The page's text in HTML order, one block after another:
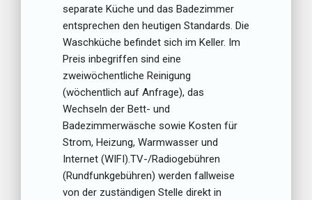
separate Küche und das Badezimmer
entsprechen den heutigen Standards. Die
Waschküche befindet sich im Keller. Im
Preis inbegriffen sind eine
zweiwöchentliche Reinigung
(wöchentlich auf Anfrage), das
Wechseln der Bett- und
Badezimmerwäsche sowie Kosten für
Strom, Heizung, Warmwasser und
Internet (WIFI).TV-/Radiogebühren
(Rundfunkgebühren) werden fallweise
von der zuständigen Stelle direkt in